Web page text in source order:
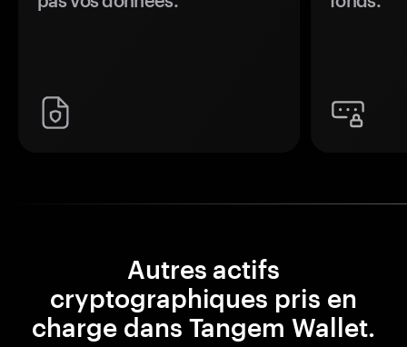
Autres actifs
cryptographiques pris en
charge dans Tangem Wallet.